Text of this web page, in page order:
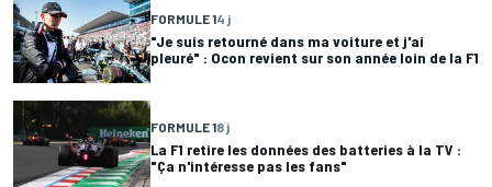
FORMULE 14 j
"Je suis retourné dans ma voiture et j'ai
pleuré" : Ocon revient sur son année loin de la F1
FORMULE 18 j
La F1 retire les données des batteries à la TV :
"Ça n'intéresse pas les fans"